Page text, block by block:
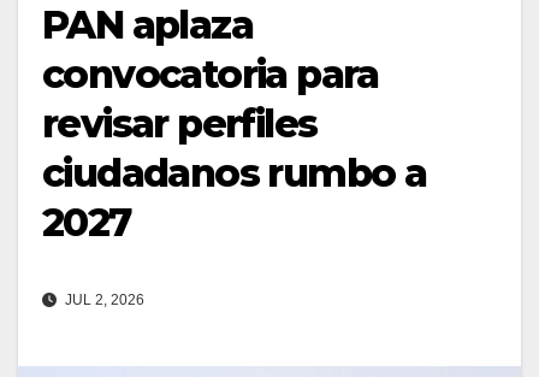
PAN aplaza
convocatoria para
revisar perfiles
ciudadanos rumbo a
2027
JUL 2, 2026